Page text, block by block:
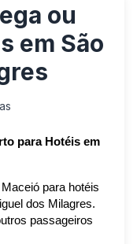
ou
em São
para Hotéis em
para hotéis
dos Milagres.
passageiros